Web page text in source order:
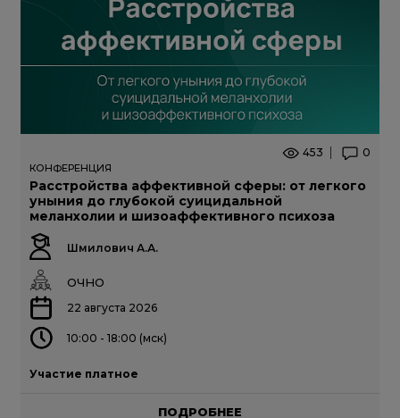
453 0
КОНФЕРЕНЦИЯ
Расстройства аффективной сферы: от легкого
уныния до глубокой суицидальной
меланхолии и шизоаффективного психоза
Шмилович А.А.
ОЧНО
22 августа 2026
10:00 - 18:00 (мск)
Участие платное
ПОДРОБНЕЕ